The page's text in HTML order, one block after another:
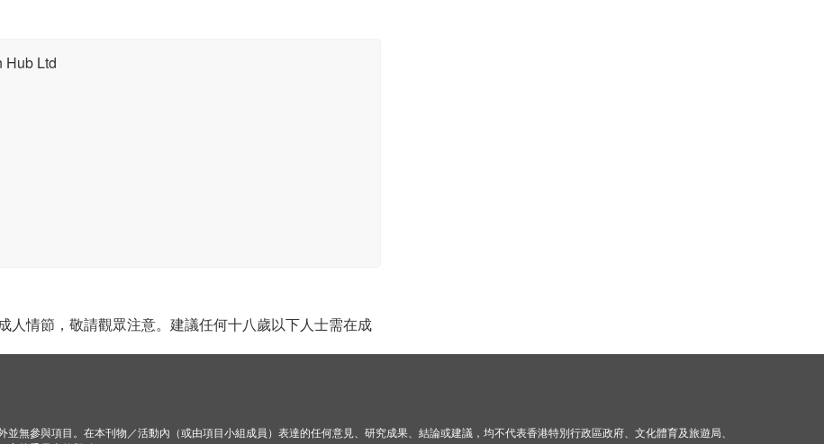
Hub Ltd
人情節，敬請觀眾注意。建議任何十八歲以下人士需在成
無參與項目。在本刊物／活動內（或由項目小組成員）表達的任何意見、研究成果、結論或建議，均不代表香港特別行政區政府、文化體育及旅遊局、